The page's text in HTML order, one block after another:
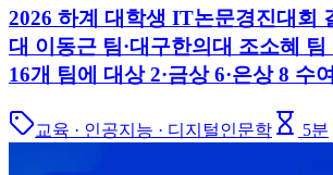
2026 하계 대학생 IT논문경진대회
대 이동근 팀·대구한의대 조소혜
16개 팀에 대상 2·금상 6·은상 8 수여
교육 · 인공지능 · 디지털인문학 5분